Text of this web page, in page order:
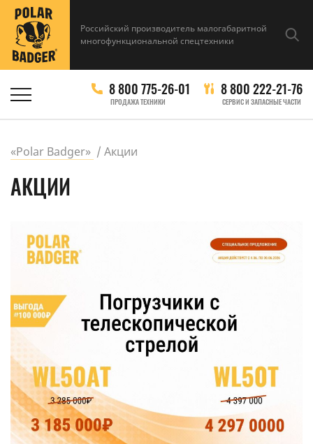
Российский производитель малогабаритной
многофункциональной спецтехники
8 800 775-26-01
ПРОДАЖА ТЕХНИКИ
8 800 222-21-76
СЕРВИС И ЗАПАСНЫЕ ЧАСТИ
«Polar Badger» Акции
АКЦИИ